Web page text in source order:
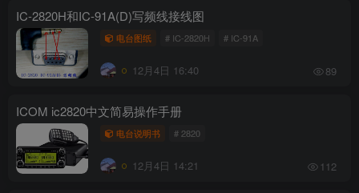
IC-2820H和IC-91A(D)写频线接线图
电台图纸 # IC-2820H # IC-91A
12月4日 16:40 89
ICOM ic2820中文简易操作手册
电台说明书 # 2820
12月4日 14:21 112